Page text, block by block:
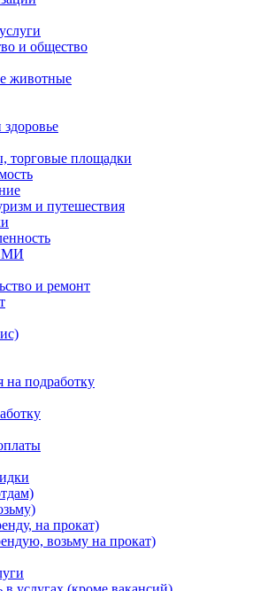
и общество
животные
торговые площадки
и путешествия
и ремонт
на подработку
на прокат)
возьму на прокат)